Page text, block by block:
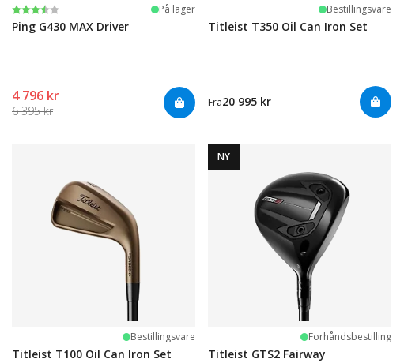
Karakter:
3.4 av 5 mulige På lager
Ping G430 MAX Driver
4 796 kr
6 395 kr
Bestillingsvare
Titleist T350 Oil Can Iron Set
Fra20 995 kr
Bestillingsvare
Titleist T100 Oil Can Iron Set
NY
Forhåndsbestilling
Titleist GTS2 Fairway